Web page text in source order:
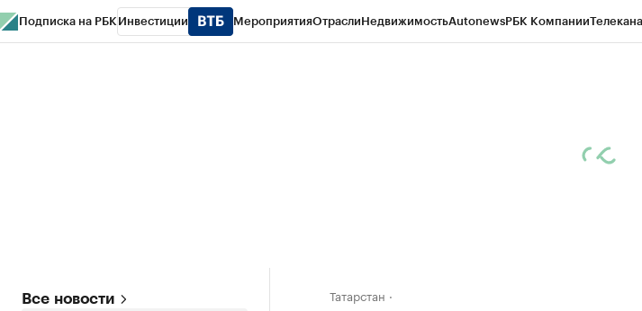
Подписка на РБК Инвестиции МероприятияОтраслиНедвижимостьAutonewsРБК Компании
Все новости Татарстан